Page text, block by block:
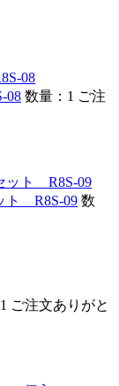
08 数量：1 ご注
ト R8S-09 数
ご注文ありがと